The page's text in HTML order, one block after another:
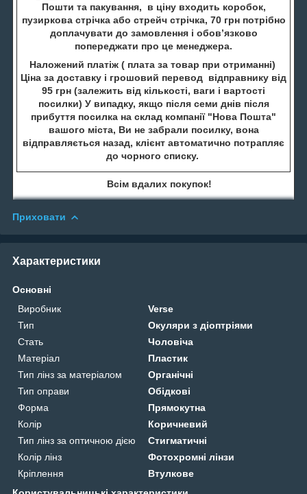
Пошти та пакування, в ціну входить коробок,
пузиркова стрічка або стрейч стрічка, 70 грн потрібно
доплачувати до замовлення і обов’язково
попереджати про це менеджера.
Наложений платіж ( плата за товар при отриманні)
Ціна за доставку і грошовий перевод відправнику від
95 грн (залежить від кількості, ваги і вартості
посилки) У випадку, якщо після семи днів після
прибуття посилка на склад компанії "Нова Пошта"
вашого міста, Ви не забрали посилку, вона
відправляється назад, клієнт автоматично потрапляє
до чорного списку.
Всім вдалих покупок!
Приховати
Характеристики
Основні
Виробник
Verse
Тип
Окуляри з діоптріями
Стать
Чоловіча
Матеріал
Пластик
Тип лінз за матеріалом
Органічні
Тип оправи
Обідкові
Форма
Прямокутна
Колір
Коричневий
Тип лінз за оптичною дією
Стигматичні
Колір лінз
Фотохромні лінзи
Кріплення
Втулкове